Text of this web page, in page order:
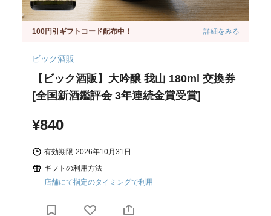
100円引ギフトコード配布中！ 詳細をみる
ビック酒販
【ビック酒販】大吟醸 我山 180ml 交換券
[全国新酒鑑評会 3年連続金賞受賞]
¥840
有効期限 2026年10月31日
ギフトの利用方法
店舗にて指定のタイミングで利用